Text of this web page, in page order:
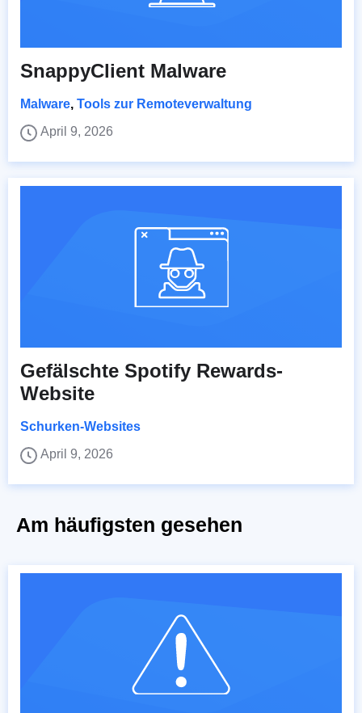
SnappyClient Malware
Malware, Tools zur Remoteverwaltung
April 9, 2026
Gefälschte Spotify Rewards-
Website
Schurken-Websites
April 9, 2026
Am häufigsten gesehen